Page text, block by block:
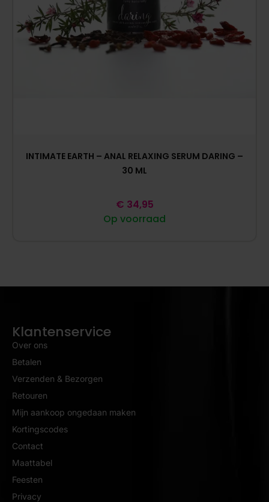
INTIMATE EARTH – ANAL RELAXING SERUM DARING –
30 ML
Op voorraad
€ 34,95
Klantenservice
Over ons
Betalen
Verzenden & Bezorgen
Retouren
Mijn aankoop ongedaan maken
Kortingscodes
Contact
Maattabel
Feesten
Privacy